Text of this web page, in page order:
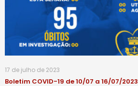
17 de julho de 2023
Boletim COVID-19 de 10/07 a 16/07/2023